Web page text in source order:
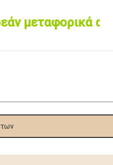
από 60€